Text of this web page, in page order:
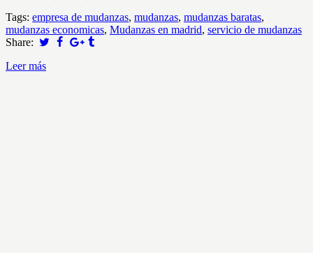
Tags: empresa de mudanzas, mudanzas, mudanzas baratas,
mudanzas economicas, Mudanzas en madrid, servicio de mudanzas
Share:
Leer más